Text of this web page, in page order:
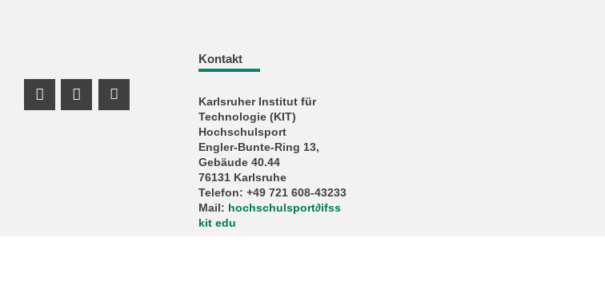
Kontakt
Karlsruher Institut für
Technologie (KIT)
Hochschulsport
Engler-Bunte-Ring 13,
Gebäude 40.44
76131 Karlsruhe
Telefon: +49 721 608-43233
Mail: hochschulsport∂ifss
kit edu
Instagram Profil
Instagram Profil
Youtube Profil